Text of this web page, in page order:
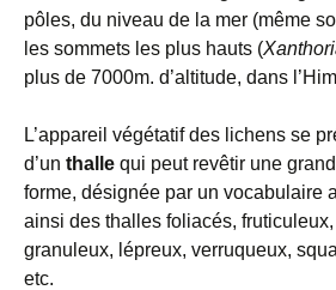
pôles, du niveau de la mer (même
les sommets les plus hauts (
plus de 7000m. d’altitude, dans
L’appareil végétatif des lichens se
d’un thalle qui peut revêtir une
forme, désignée par un vocabulaire
ainsi des thalles foliacés,
granuleux, lépreux, verruqueux,
etc.